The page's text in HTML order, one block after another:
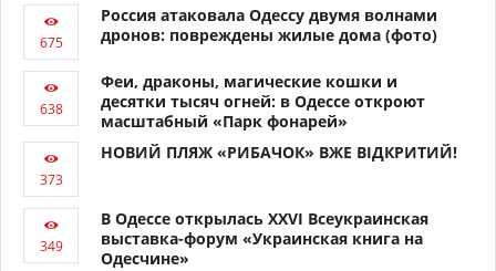
Россия атаковала Одессу двумя волнами
дронов: повреждены жилые дома (фото)
Феи, драконы, магические кошки и
десятки тысяч огней: в Одессе откроют
масштабный «Парк фонарей»
НОВИЙ ПЛЯЖ «РИБАЧОК» ВЖЕ ВІДКРИТИЙ!
В Одессе открылась XXVI Всеукраинская
выставка-форум «Украинская книга на
Одесчине»